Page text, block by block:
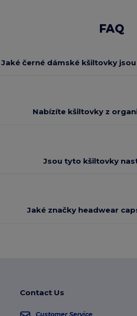
FAQ
Jaké černé dámské kšiltovky
Nabízíte kšiltovky z
Jsou tyto kšiltovky
Jaké značky headwear
Contact Us
Customer Service